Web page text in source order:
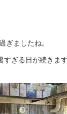
ぎましたね。
すぎる日が続きま